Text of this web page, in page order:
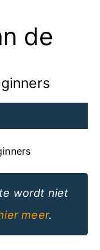
de
wordt niet
meer.